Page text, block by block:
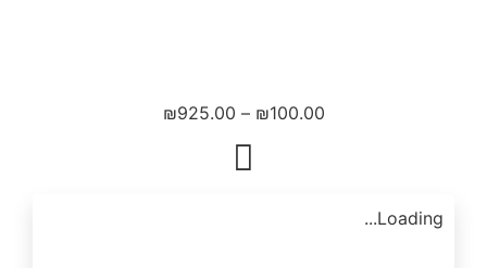
₪100.00
–
₪925.00
Loading...